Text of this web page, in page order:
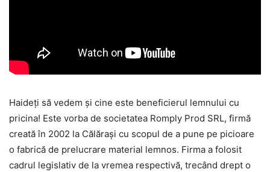
Haideți să vedem și cine este beneficierul lemnului cu
pricina! Este vorba de societatea Romply Prod SRL, firmă
creată în 2002 la Călărași cu scopul de a pune pe picioare
o fabrică de prelucrare material lemnos. Firma a folosit
cadrul legislativ de la vremea respectivă, trecând drept o